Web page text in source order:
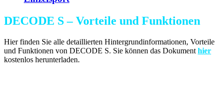
DECODE S – Vorteile und Funktionen
Hier finden Sie alle detaillierten Hintergrundinformationen, Vorteile
und Funktionen von DECODE S. Sie können das Dokument hier
kostenlos herunterladen.